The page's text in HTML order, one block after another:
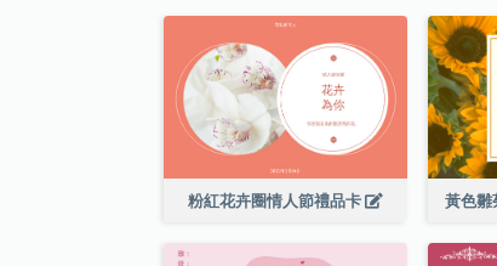
粉紅花卉圈情人節禮品卡 黃色